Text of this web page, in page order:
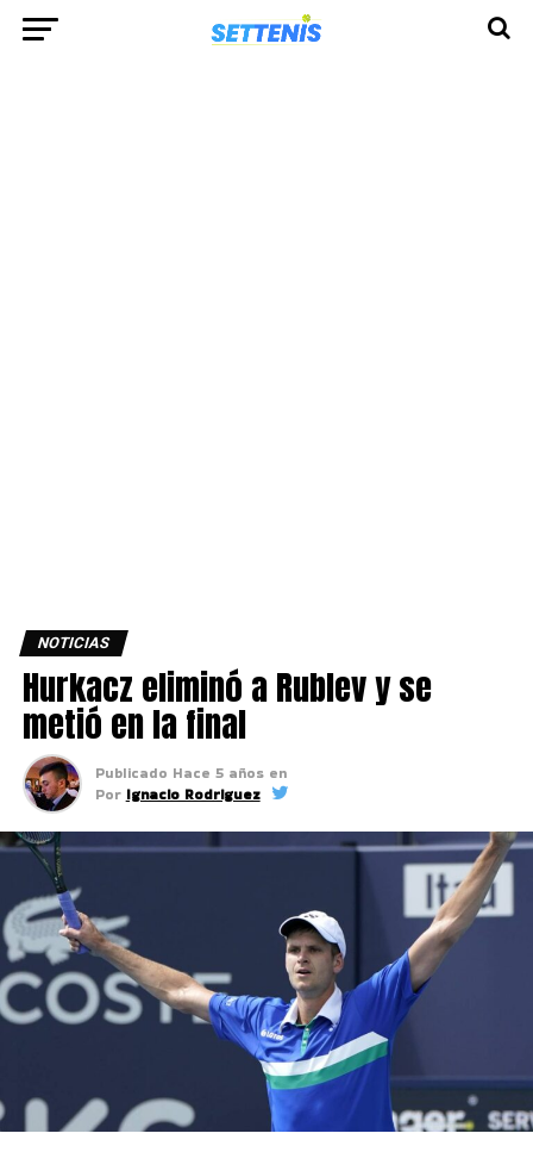
NOTICIAS
Hurkacz eliminó a Rublev y se
metió en la final
Publicado Hace 5 años en
Por Ignacio Rodriguez